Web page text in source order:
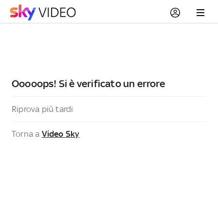
Ooooops! Si è verificato un errore
Riprova più tardi
Torna a Video Sky